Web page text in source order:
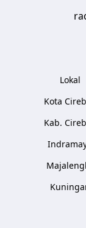
Lokal
Kota
Kab.